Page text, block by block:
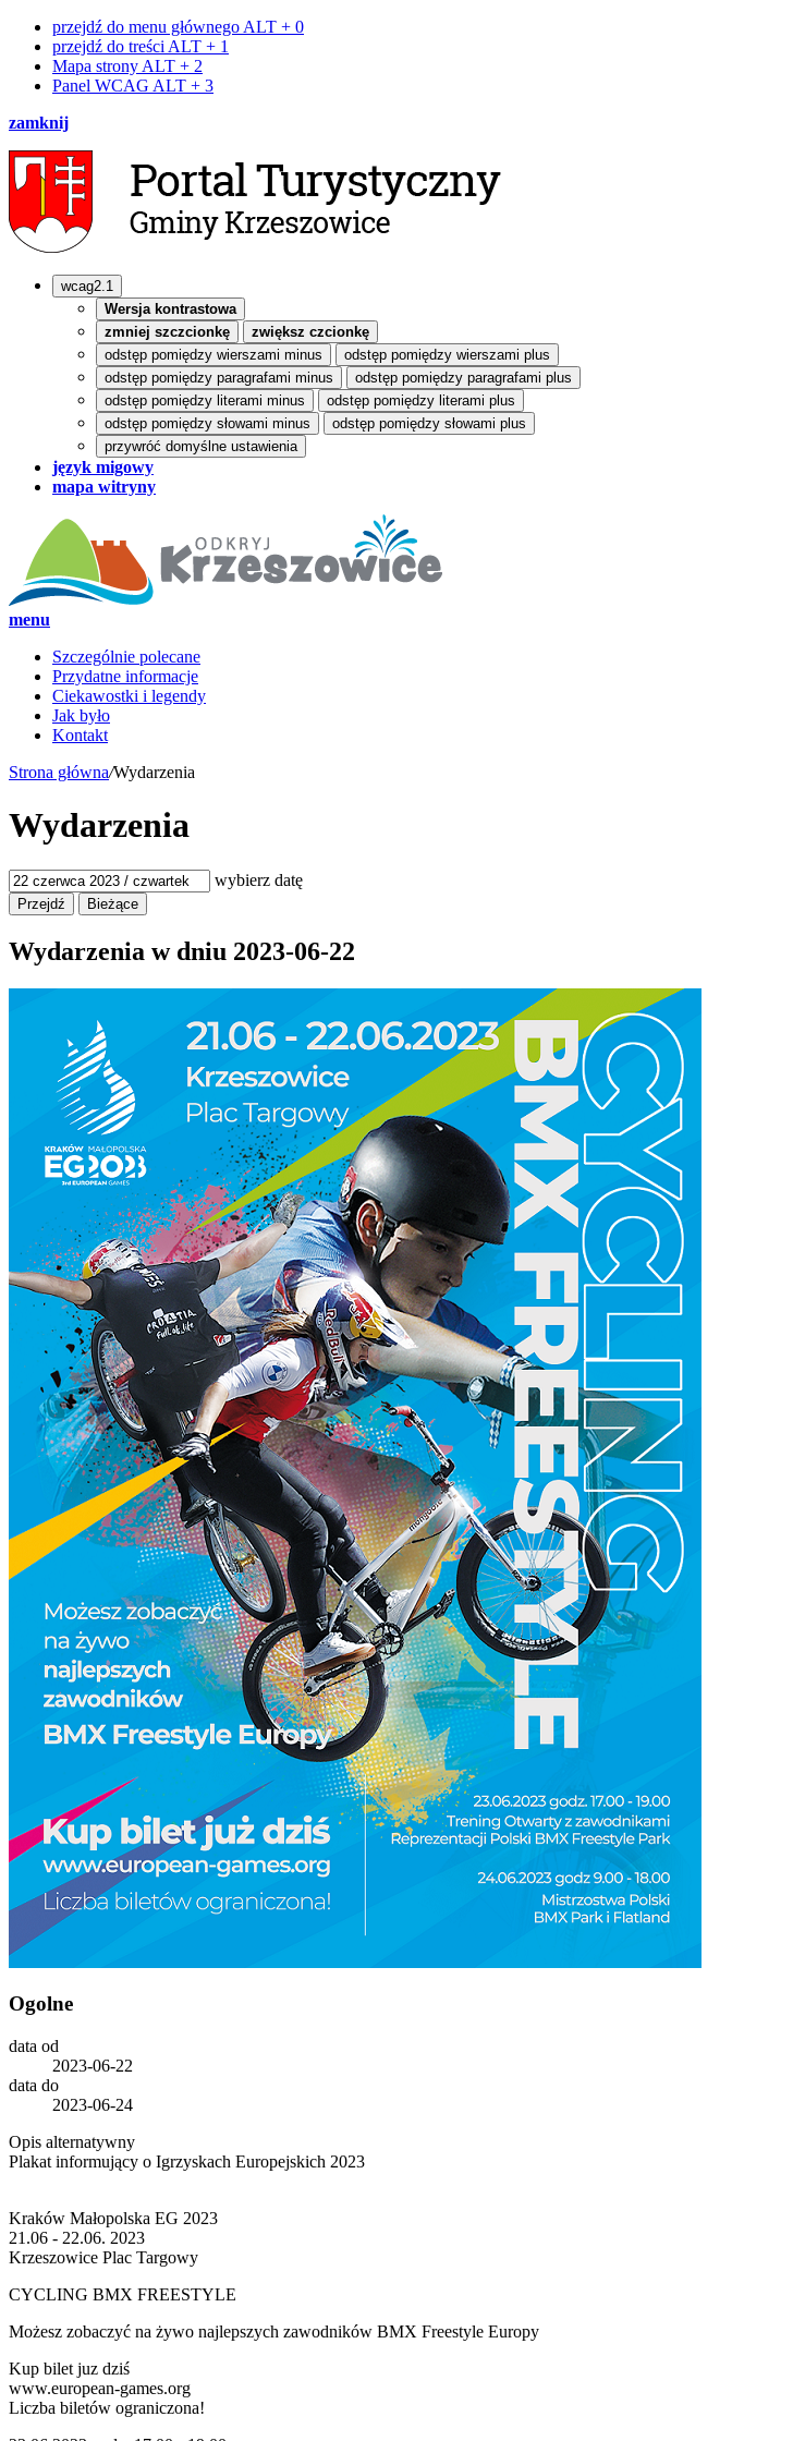
przejdź do menu głównego ALT + 0
przejdź do treści ALT + 1
Mapa strony ALT + 2
Panel WCAG ALT + 3
zamknij
wcag2.1
Wersja kontrastowa
zmniej szczcionkę
zwiększ czcionkę
odstęp pomiędzy wierszami minus
odstęp pomiędzy wierszami plus
odstęp pomiędzy paragrafami minus
odstęp pomiędzy paragrafami plus
odstęp pomiędzy literami minus
odstęp pomiędzy literami plus
odstęp pomiędzy słowami minus
odstęp pomiędzy słowami plus
przywróć domyślne ustawienia
język migowy
mapa witryny
menu
Szczególnie polecane
Przydatne informacje
Ciekawostki i legendy
Jak było
Kontakt
Strona główna/Wydarzenia
Wydarzenia
wybierz datę
Wydarzenia w dniu 2023-06-22
Ogolne
data od
2023-06-22
data do
2023-06-24
Opis alternatywny
Plakat informujący o Igrzyskach Europejskich 2023
Kraków Małopolska EG 2023
21.06 - 22.06. 2023
Krzeszowice Plac Targowy
CYCLING BMX FREESTYLE
Możesz zobaczyć na żywo najlepszych zawodników BMX Freestyle Europy
Kup bilet juz dziś
www.european-games.org
Liczba biletów ograniczona!